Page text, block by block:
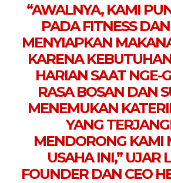
“AWALNYA, KAMI
PADA FITNESS
MENYIAPKAN
KARENA
HARIAN SAAT NGE-
RASA BOSAN DAN
MENEMUKAN
YANG
MENDORONG KAMI
USAHA INI,” UJAR
FOUNDER DAN CEO